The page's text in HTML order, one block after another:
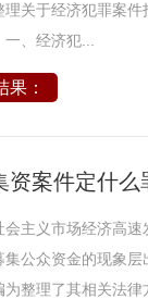
理关于经济犯罪案
经济犯...
果：
资案件定什么
义市场经济高速
集公众资金的现象
为整理了其相关法